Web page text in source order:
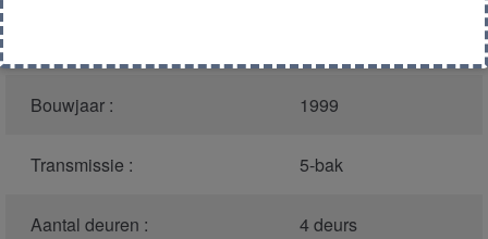
Bouwjaar : 1999
Transmissie : 5-bak
Aantal deuren : 4 deurs